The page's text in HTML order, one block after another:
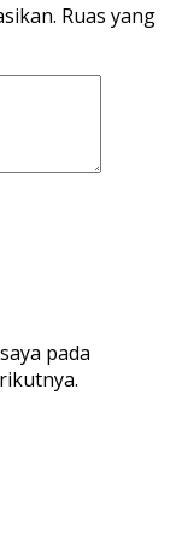
Ruas yang
pada